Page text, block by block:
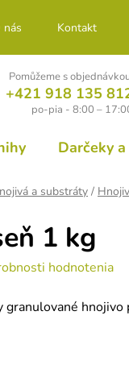
nás Kontakt
Pomůžeme s
+421 918 135
po-pia - 8:00 –
Darčeky
a substráty /
1 kg
hodnotenia
granulované